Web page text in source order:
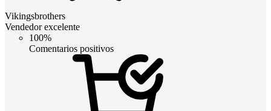
Vikingsbrothers
Vendedor excelente
100%
Comentarios positivos